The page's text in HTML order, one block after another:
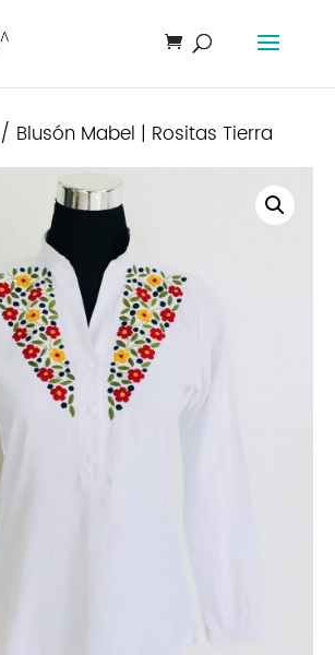
/ Blusón Mabel | Rositas Tierra